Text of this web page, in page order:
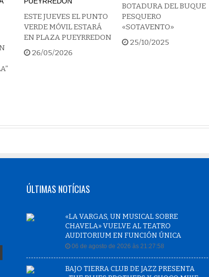
ESTE JUEVES EL PUNTO
VERDE MÓVIL ESTARÁ
EN PLAZA PUEYRREDON
26/05/2026
BOTADURA DEL BUQUE
PESQUERO
«SOTAVENTO»
25/10/2025
ÚLTIMAS NOTÍCIAS
«LA VARGAS, UN MUSICAL SOBRE
CHAVELA» VUELVE AL TEATRO
AUDITORIUM EN FUNCIÓN ÚNICA
06 de agosto de 2026 às 21:27:58
BAJO TIERRA CLUB DE JAZZ PRESENTA